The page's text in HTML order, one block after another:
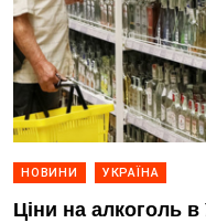
НОВИНИ УКРАЇНА
Ціни на алкоголь в